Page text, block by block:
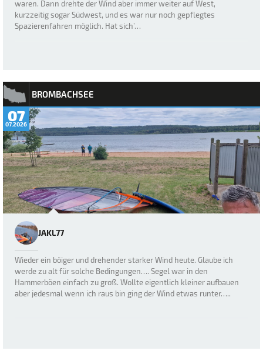
waren. Dann drehte der Wind aber immer weiter auf West,
kurzzeitig sogar Südwest, und es war nur noch gepflegtes
Spazierenfahren möglich. Hat sich’…
BROMBACHSEE
07
07.2026
JAKL77
Wieder ein böiger und drehender starker Wind heute. Glaube ich
werde zu alt für solche Bedingungen…. Segel war in den
Hammerböen einfach zu groß. Wollte eigentlich kleiner aufbauen
aber jedesmal wenn ich raus bin ging der Wind etwas runter…..